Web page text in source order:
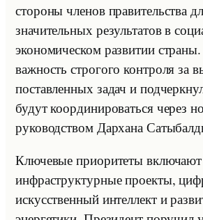
стороны членов правительства
значительных результатов в
экономическом развитии
важность строгого контроля за
поставленных задач и
будут координироваться через
руководством Дархана
Ключевые приоритеты
инфраструктурные проекты,
искусственный интеллект и